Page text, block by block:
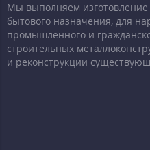
Мы выполняем изготовление
бытового назначения, для
промышленного и
строительных
и реконструкции